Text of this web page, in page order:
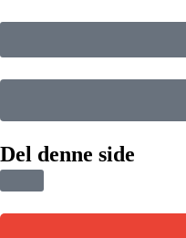
Del denne side